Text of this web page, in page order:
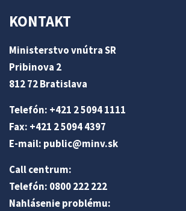
KONTAKT
Ministerstvo vnútra SR
Pribinova 2
812 72 Bratislava
Telefón: +421 2 5094 1111
Fax: +421 2 5094 4397
E-mail: public@minv.sk
Call centrum:
Telefón: 0800 222 222
Nahlásenie problému: